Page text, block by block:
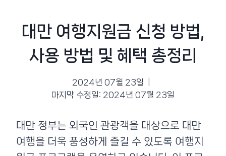
대만 여행지원금 신청 방법,
사용 방법 및 혜택 총정리
2024년 07월 23일
마지막 수정일: 2024년 07월 23일
대만 정부는 외국인 관광객을 대상으로 대만
여행을 더욱 풍성하게 즐길 수 있도록 여행지